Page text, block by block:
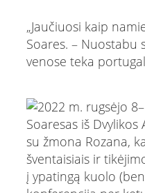
„Jaučiuosi kaip
Soares. – Nuostabu
venose teka